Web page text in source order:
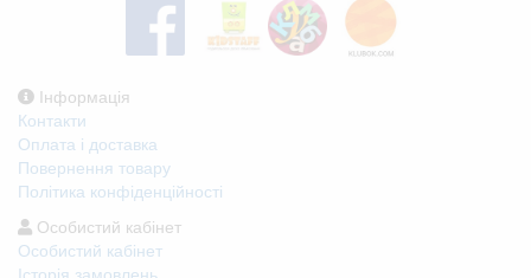
Інформація
Контакти
Оплата і доставка
Повернення товару
Політика конфіденційності
Особистий кабінет
Особистий кабінет
Історія замовлень